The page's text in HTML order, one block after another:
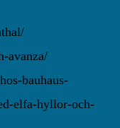
avanza/
bauhaus-
elfa-hyllor-och-